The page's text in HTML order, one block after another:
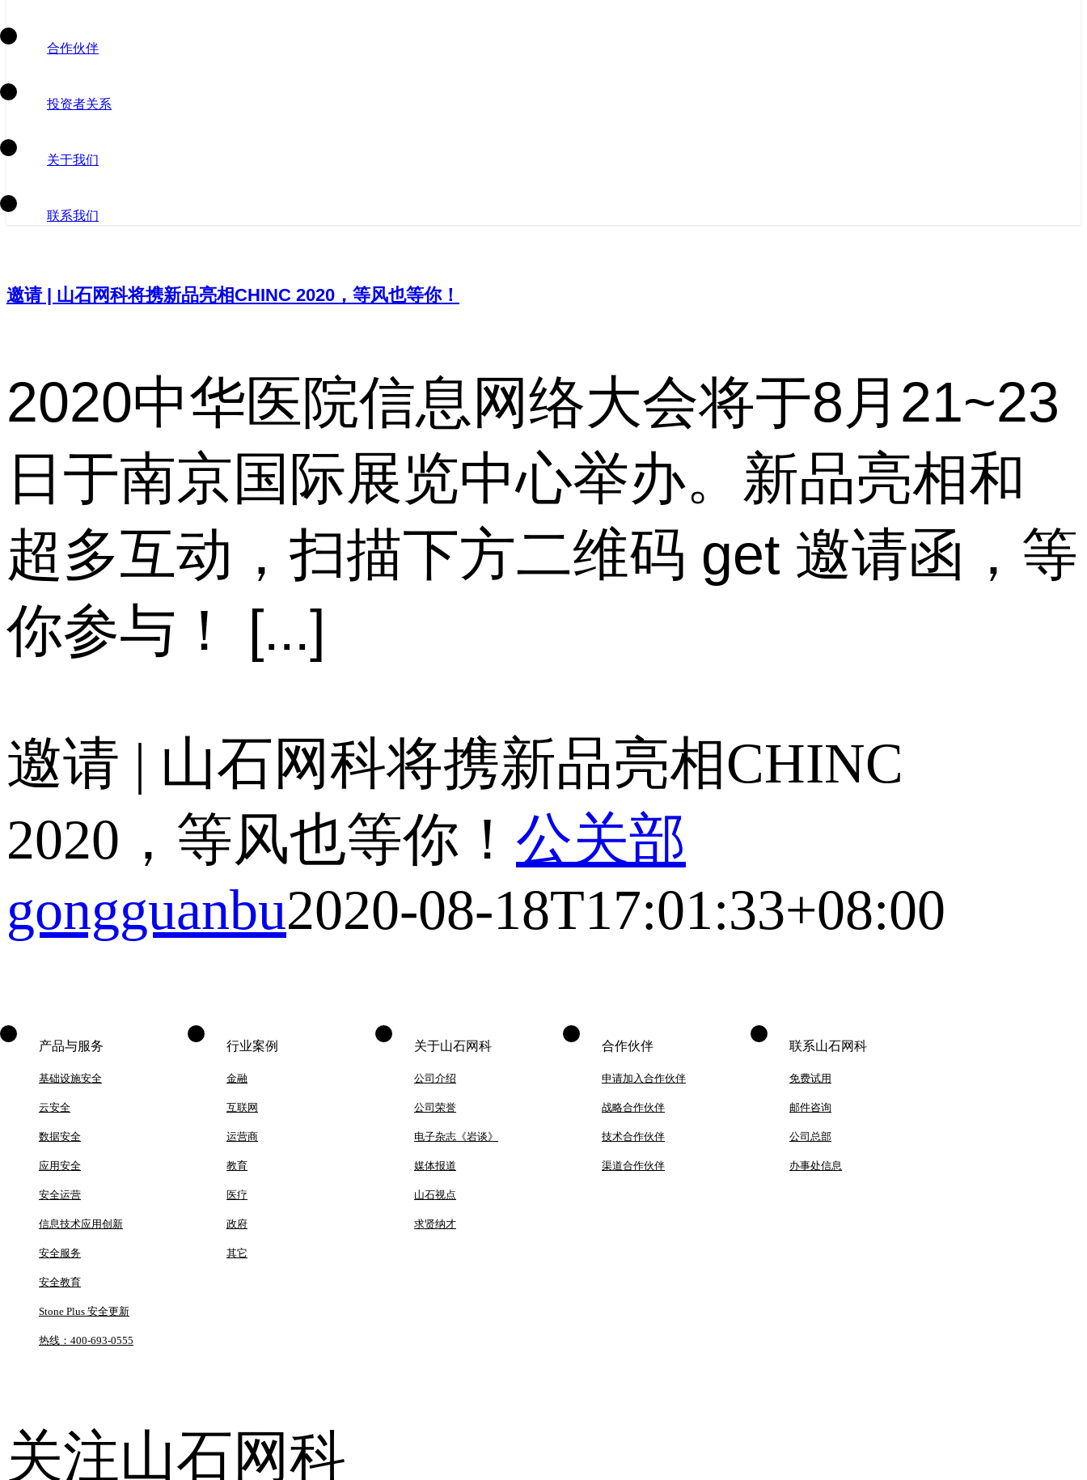
合作伙伴
投资者关系
关于我们
联系我们
邀请 | 山石网科将携新品亮相CHINC 2020，等风也等你！
2020中华医院信息网络大会将于8月21~23
日于南京国际展览中心举办。新品亮相和
超多互动，扫描下方二维码 get 邀请函，等
你参与！ [...]
邀请 | 山石网科将携新品亮相CHINC
2020，等风也等你！ 公关部
gongguanbu2020-08-18T17:01:33+08:00
产品与服务
基础设施安全
云安全
数据安全
应用安全
安全运营
信息技术应用创新
安全服务
安全教育
Stone Plus 安全更新
热线：400-693-0555
行业案例
金融
互联网
运营商
教育
医疗
政府
其它
关于山石网科
公司介绍
公司荣誉
电子杂志《岩谈》
媒体报道
山石视点
求贤纳才
合作伙伴
申请加入合作伙伴
战略合作伙伴
技术合作伙伴
渠道合作伙伴
联系山石网科
免费试用
邮件咨询
公司总部
办事处信息
关注山石网科